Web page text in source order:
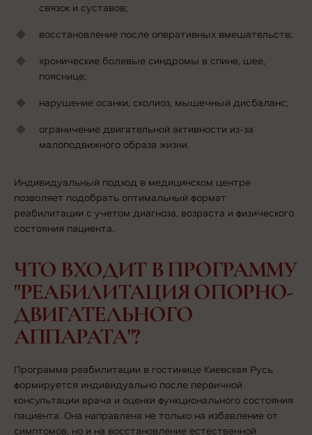
связок и суставов;
восстановление после оперативных вмешательств;
хронические болевые синдромы в спине, шее,
пояснице;
нарушение осанки, сколиоз, мышечный дисбаланс;
ограничение двигательной активности из-за
малоподвижного образа жизни.
Индивидуальный подход в медицинском центре
позволяет подобрать оптимальный формат
реабилитации с учетом диагноза, возраста и физического
состояния пациента.
ЧТО ВХОДИТ В ПРОГРАММУ
"РЕАБИЛИТАЦИЯ ОПОРНО-
ДВИГАТЕЛЬНОГО
АППАРАТА"?
Программа реабилитации в гостинице Киевская Русь
формируется индивидуально после первичной
консультации врача и оценки функционального состояния
пациента. Она направлена не только на избавление от
симптомов, но и на восстановление естественной